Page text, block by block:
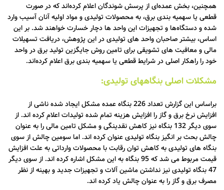
همچنین، بخش عمده‌ای از پرسش‌ شوندگان اعلام کرده‌اند که در صورت
قطعی یا سهمیه‌ بندی برق، به محصولات تولیدی و مواد اولیه آنان آسیب وارد
شده و دستگاه‌ها و تجهیزات این واحد ها دچار خسارت خواهند شد. بر این
اساس، بیشتر صاحبان واحد های تولیدی در این پژوهش، دریافت تسهیلات
مالی و معافیت‌ های تشویقی برای تامین روش جایگزین تولید برق در واحد
خود را راهکار اصلی در شرایط قطعی یا سهمیه‌ بندی برق اعلام کرده‌اند.
مشکلات اصلی بنگاههای تولیدی:
براساس این گزارش تعداد 226 بنگاه عمده مشکل ایجاد شده ناشی از
افزایش نرخ برق و گاز را افزایش هزینه تمام شده تولیدات اعلام کرده اند. از
سوی دیگر 132 بنگاه نیز کاهش نقدینگی و مشکل تامین مالی را به عنوان
چالش بحث بر انگیز بنگاه تولیدی عنوان کرده اند. اما سومین چالش از سوی
بنگاه های تولیدی به کاهش توان رقابت با محصولات وارداتی به علت افزایش
قیمت مربوط می شد که 95 بنگاه به این مشکل اشاره کرده اند. از سوی دیگر
47 بنگاه تولیدی نیز نداشتن ماشین آلات و تجهیزات جدید و بهینه از نظر
مصرف برق و گاز را به عنوان چالش یاد کرده اند.